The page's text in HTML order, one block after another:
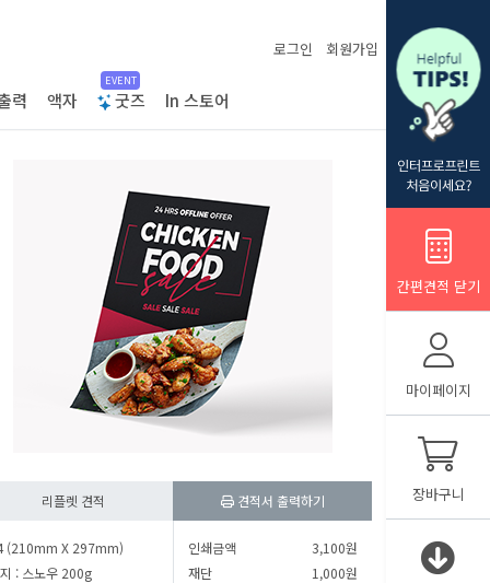
로그인 회원가입
력 액자
EVENT
굿즈 In 스토어
㎜ 세로
간편견적 닫기
마이페이지
장바구니
리플렛 견적 견적서 출력하기
(210mm X 297mm)
: 스노우 200g
인쇄금액 3,100원
재단
1,000원